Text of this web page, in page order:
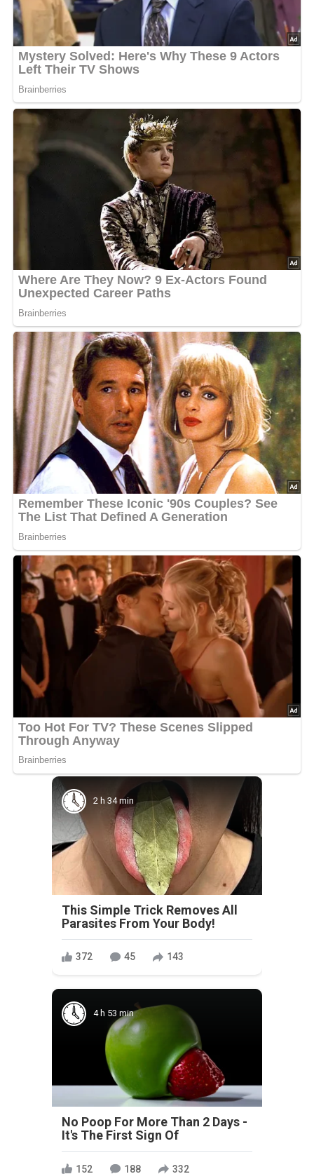
2 h 34 min
This Simple Trick Removes All
Parasites From Your Body!
372 45 143
4 h 53 min
No Poop For More Than 2 Days -
It's The First Sign Of
152 188 332